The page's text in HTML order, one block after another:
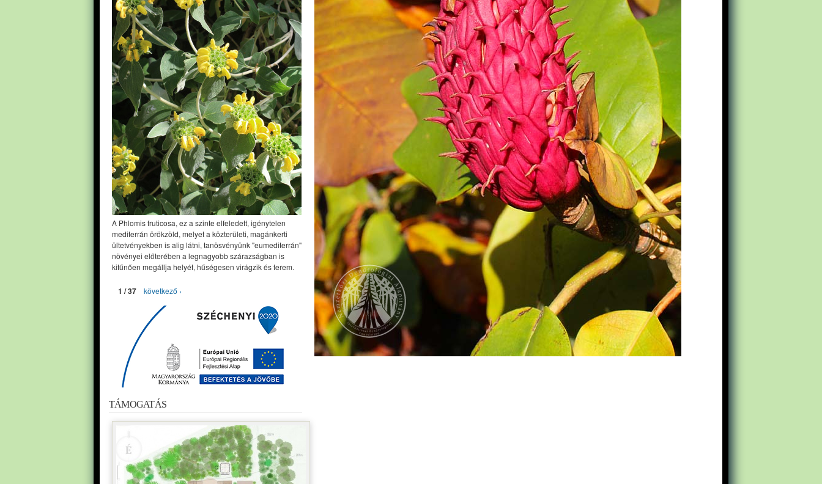
A Phlomis fruticosa, ez a szinte elfeledett, igénytelen
mediterrán örökzöld, melyet a közterületi, magánkerti
ültetvényekben is alig látni, tanösvényünk "eumediterrán"
növényei előterében a legnagyobb szárazságban is
kitűnően megállja helyét, hűségesen virágzik és terem.
1 / 37 következő ›
TÁMOGATÁS